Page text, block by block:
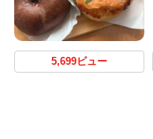
5,699ビュー